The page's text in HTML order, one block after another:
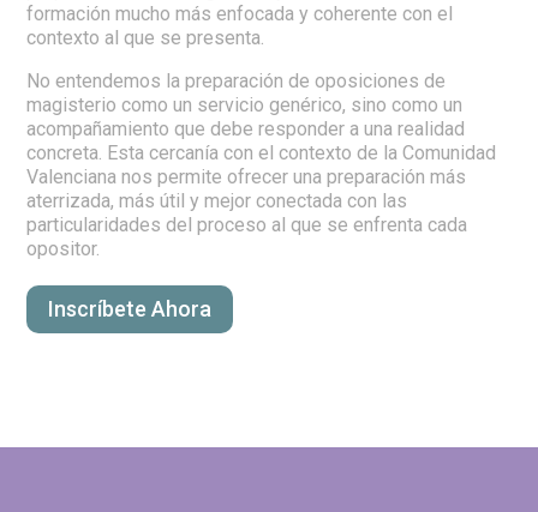
formación mucho más enfocada y coherente con el
contexto al que se presenta.
No entendemos la preparación de oposiciones de
magisterio como un servicio genérico, sino como un
acompañamiento que debe responder a una realidad
concreta. Esta cercanía con el contexto de la Comunidad
Valenciana nos permite ofrecer una preparación más
aterrizada, más útil y mejor conectada con las
particularidades del proceso al que se enfrenta cada
opositor.
Inscríbete Ahora